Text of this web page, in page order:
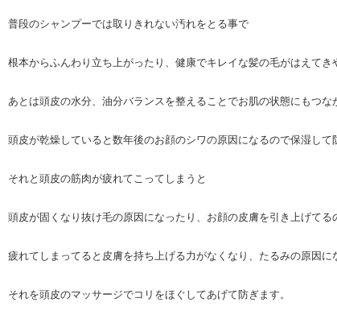
普段のシャンプーでは取りきれない汚れをとる事で
根本からふんわり立ち上がったり、健康でキレイな髪の毛がはえてき
あとは頭皮の水分、油分バランスを整えることでお肌の状態にもつな
頭皮が乾燥していると数年後のお顔のシワの原因になるので保湿して
それと頭皮の筋肉が疲れてこってしまうと
頭皮が固くなり抜け毛の原因になったり、お顔の皮膚を引き上げてる
疲れてしまってると皮膚を持ち上げる力がなくなり、たるみの原因に
それを頭皮のマッサージでコリをほぐしてあげて防ぎます。